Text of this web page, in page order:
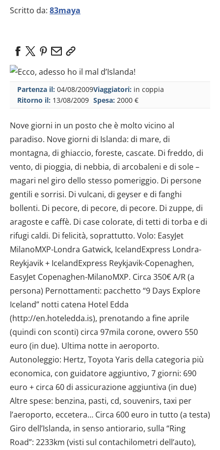
Scritto da: 83maya
Partenza il: 04/08/2009
Ritorno il: 13/08/2009
Viaggiatori: in coppia
Spesa: 2000 €
Nove giorni in un posto che è molto vicino al
paradiso. Nove giorni di Islanda: di mare, di
montagna, di ghiaccio, foreste, cascate. Di freddo, di
vento, di pioggia, di nebbia, di arcobaleni e di sole –
magari nel giro dello stesso pomeriggio. Di persone
gentili e sorrisi. Di vulcani, di geyser e di fanghi
bollenti. Di pecore, di pecore, di pecore. Di zuppe, di
aragoste e caffè. Di case colorate, di tetti di torba e di
rifugi caldi. Di felicità, soprattutto. Volo: EasyJet
MilanoMXP-Londra Gatwick, IcelandExpress Londra-
Reykjavik + IcelandExpress Reykjavik-Copenaghen,
EasyJet Copenaghen-MilanoMXP. Circa 350€ A/R (a
persona) Pernottamenti: pacchetto “9 Days Explore
Iceland” notti catena Hotel Edda
(http://en.hoteledda.is), prenotando a fine aprile
(quindi con sconti) circa 97mila corone, ovvero 550
euro (in due). Ultima notte in aeroporto.
Autonoleggio: Hertz, Toyota Yaris della categoria più
economica, con guidatore aggiuntivo, 7 giorni: 690
euro + circa 60 di assicurazione aggiuntiva (in due)
Altre spese: benzina, pasti, cd, souvenirs, taxi per
l’aeroporto, eccetera… Circa 600 euro in tutto (a testa)
Giro dell’Islanda, in senso antiorario, sulla “Ring
Road”: 2233km (visti sul contachilometri dell’auto),